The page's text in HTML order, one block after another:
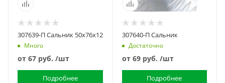
307639-П Сальник 50х76х12
Много
от 67 руб. /шт
Подробнее
307640-П Сальник
Достаточно
от 69 руб. /шт
Подробнее